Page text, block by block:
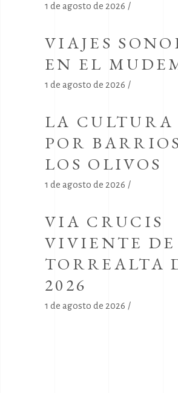
1 de agosto de 2026
VIAJES
EN EL
1 de agosto de 2026
LA CULTURA
POR
LOS OLIVOS
1 de agosto de 2026
VIA CRUCIS
VIVIENTE DE
TORREALTA
2026
1 de agosto de 2026